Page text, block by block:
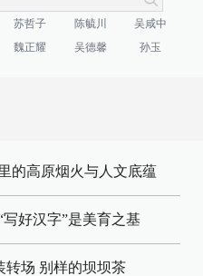
苏哲子 陈毓川
吴咸中
魏正耀 吴德馨 孙玉
的高原烟火与人文底蕴
好汉字”是美育之基
转场 别样的坝坝茶